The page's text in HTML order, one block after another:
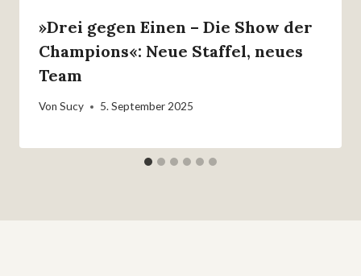
»Drei gegen Einen – Die Show der
Champions«: Neue Staffel, neues
Team
Von Sucy 5. September 2025